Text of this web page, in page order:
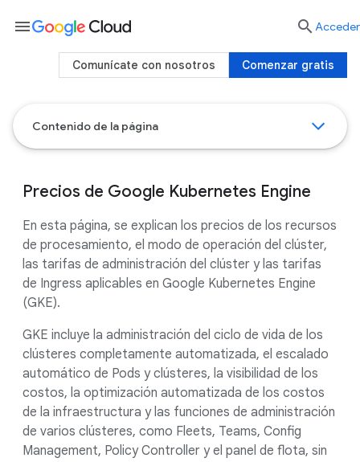
Contenido de la página
Precios de Google Kubernetes Engine
En esta página, se explican los precios de los recursos
de procesamiento, el modo de operación del clúster,
las tarifas de administración del clúster y las tarifas
de Ingress aplicables en Google Kubernetes Engine
(GKE).
GKE incluye la administración del ciclo de vida de los
clústeres completamente automatizada, el escalado
automático de Pods y clústeres, la visibilidad de los
costos, la optimización automatizada de los costos
de la infraestructura y las funciones de administración
de varios clústeres, como Fleets, Teams, Config
Management, Policy Controller y el panel de flota, sin
menu  Acceder
Comenzar gratis
Comunícate con nosotros